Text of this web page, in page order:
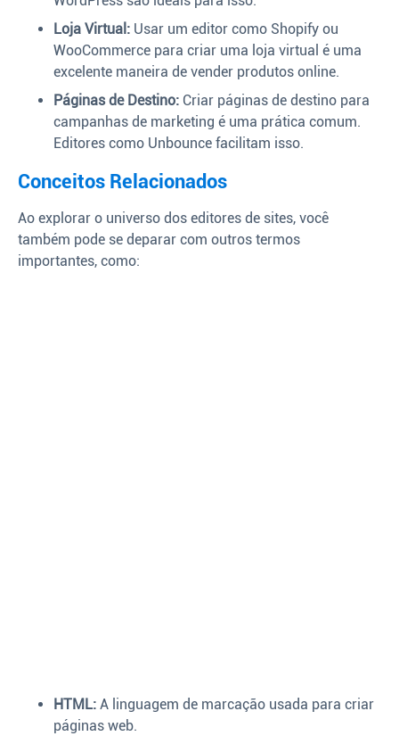
Loja Virtual: Usar um editor como Shopify ou
WooCommerce para criar uma loja virtual é uma
excelente maneira de vender produtos online.
Páginas de Destino: Criar páginas de destino para
campanhas de marketing é uma prática comum.
Editores como Unbounce facilitam isso.
Conceitos Relacionados
Ao explorar o universo dos editores de sites, você
também pode se deparar com outros termos
importantes, como:
HTML: A linguagem de marcação usada para criar
páginas web.